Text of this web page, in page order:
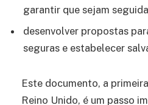
garantir que sejam
desenvolver propostas
seguras e estabelecer
Este documento, a
Reino Unido, é um passo